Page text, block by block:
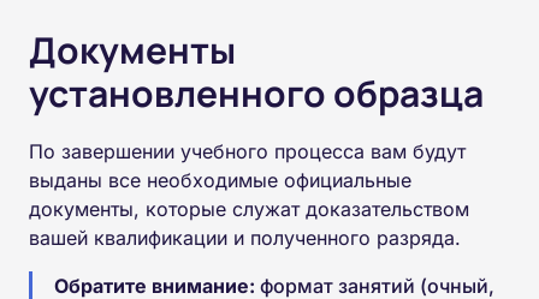
Документы
установленного образца
По завершении учебного процесса вам будут
выданы все необходимые официальные
документы, которые служат доказательством
вашей квалификации и полученного разряда.
Обратите внимание: формат занятий (очный,